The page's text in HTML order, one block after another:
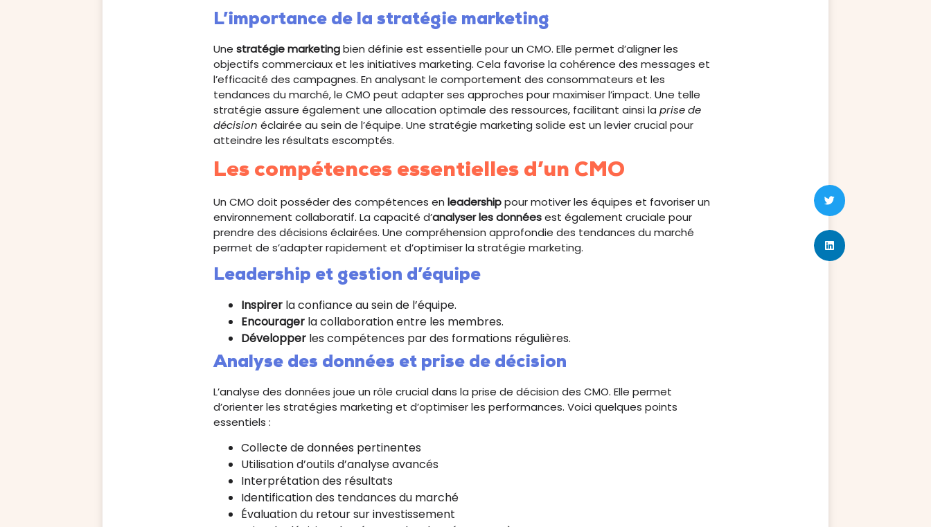
L’importance de la stratégie marketing
Unestratégie marketingbien définie est essentielle pour un CMO. Elle permet d’aligner les
objectifs commerciaux et les initiatives marketing. Cela favorise la cohérence des messages et
l’efficacité des campagnes. En analysant le comportement des consommateurs et les
tendances du marché, le CMO peut adapter ses approches pour maximiser l’impact. Une telle
stratégie assure également une allocation optimale des ressources, facilitant ainsi laprise de
décision éclairée au sein de l’équipe. Une stratégie marketing solide est un levier crucial pour
atteindre les résultats escomptés.
Les compétences essentielles d’un CMO
Un CMO doit posséder des compétences enleadershippour motiver les équipes et favoriser un
environnement collaboratif. La capacité d’analyser les donnéesest également cruciale pour
prendre des décisions éclairées. Une compréhension approfondie des tendances du marché
permet de s’adapter rapidement et d’optimiser la stratégie marketing.
Leadership et gestion d’équipe
Inspirer la confiance au sein de l’équipe.
Encourager la collaboration entre les membres.
Développer les compétences par des formations régulières.
Analyse des données et prise de décision
L’analyse des données joue un rôle crucial dans la prise de décision des CMO. Elle permet
d’orienter les stratégies marketing et d’optimiser les performances. Voici quelques points
essentiels :
Collecte de données pertinentes
Utilisation d’outils d’analyse avancés
Interprétation des résultats
Identification des tendances du marché
Évaluation du retour sur investissement